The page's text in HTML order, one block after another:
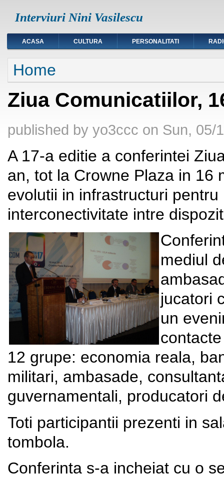
Interviuri Nini Vasilescu
ACASA CULTURA PERSONALITATI
You are here
Home
Ziua Comunicatiilor,
published by yo3ccc on Sun, 05/
A 17-a editie a conferintei
an, tot la Crowne Plaza in 16
evolutii in infrastructuri
interconectivitate intre
mediul
jucatori
un
12 grupe: economia reala,
militari, ambasade,
guvernamentali, producatori
Toti participantii prezenti in
tombola.
Conferinta s-a incheiat cu o